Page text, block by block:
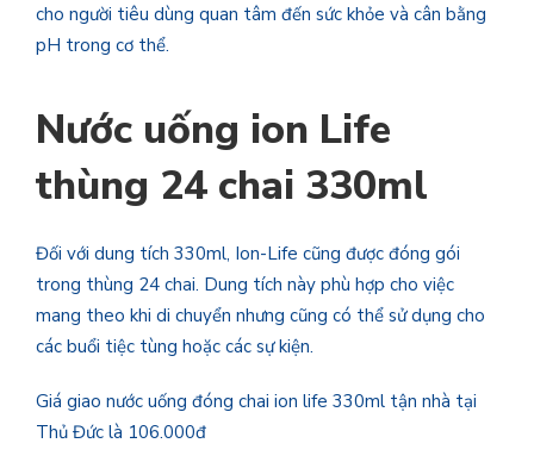
cho người tiêu dùng quan tâm đến sức khỏe và cân bằng
pH trong cơ thể.
Nước uống ion Life
thùng 24 chai 330ml
Đối với dung tích 330ml, Ion-Life cũng được đóng gói
trong thùng 24 chai. Dung tích này phù hợp cho việc
mang theo khi di chuyển nhưng cũng có thể sử dụng cho
các buổi tiệc tùng hoặc các sự kiện.
Giá giao nước uống đóng chai ion life 330ml tận nhà tại
Thủ Đức là 106.000đ